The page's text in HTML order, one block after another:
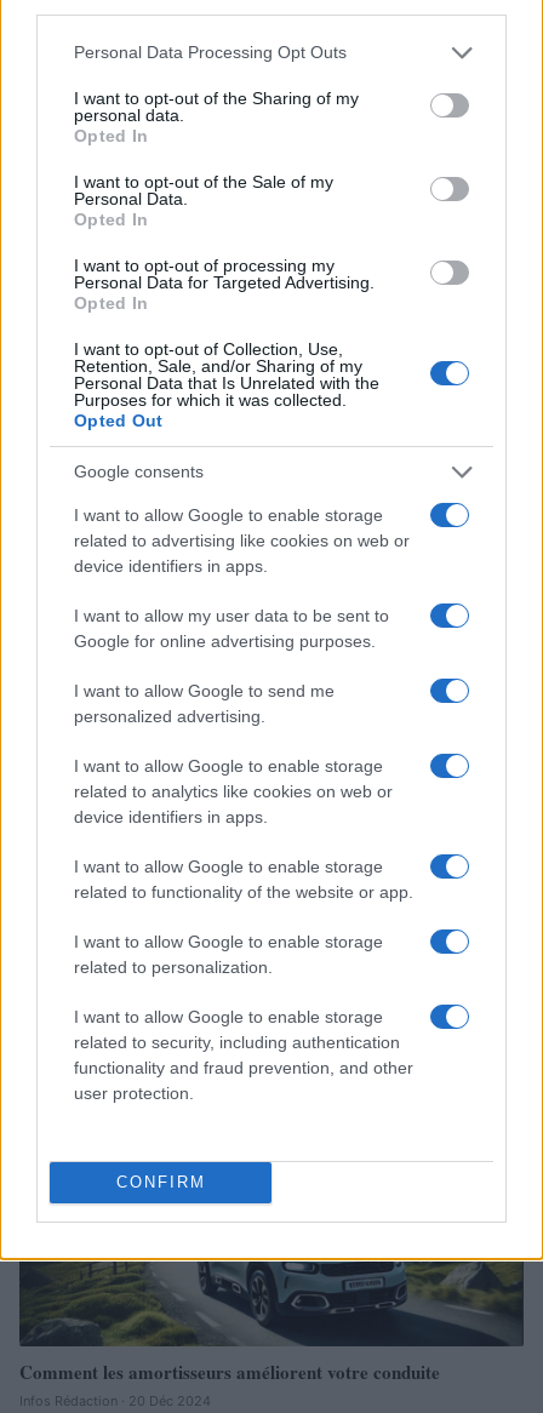
Please note that this website/app uses one or more Google
not limited to your visit or usage behaviour. You may click to
grant or deny consent to Google and its third-party tags to
use your data for below specified purposes in below Google
consent section.
Personal Data Processing Opt Outs
I want to opt-out of the Sharing of my
personal data.
Opted In
I want to opt-out of the Sale of my
Personal Data.
Opted In
I want to opt-out of processing my
Personal Data for Targeted Advertising.
Opted In
I want to opt-out of Collection, Use,
Retention, Sale, and/or Sharing of my
Personal Data that Is Unrelated with the
Purposes for which it was collected.
Opted Out
Google consents
I want to allow Google to enable storage
related to advertising like cookies on web or
device identifiers in apps.
I want to allow my user data to be sent to
Google for online advertising purposes.
I want to allow Google to send me
personalized advertising.
I want to allow Google to enable storage
related to analytics like cookies on web or
device identifiers in apps.
I want to allow Google to enable storage
related to functionality of the website or app.
I want to allow Google to enable storage
related to personalization.
I want to allow Google to enable storage
related to security, including authentication
functionality and fraud prevention, and other
user protection.
CONFIRM
À lire aussi
AUTOMOBILE
facture
Infos Rédaction · 27 Août 2025
AUTOMOBILE
Sécurité Des Véhicules: 4 Caractéristiques Que Chaque
Propriétaire De Voiture Devrait Entretenir
Redazione Online · 28 Fév 2025
Comment les amortisseurs améliorent votre conduite
Infos Rédaction · 20 Déc 2024